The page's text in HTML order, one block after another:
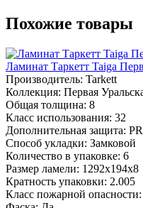
Похожие товары
Ламинат Таркетт Taiga
Производитель: Tarkett
Коллекция: Первая
Общая толщина: 8
Класс использования: 32
Дополнительная защита:
Способ укладки: Замковой
Количество в упаковке: 6
Размер ламели: 1292х194х8
Кратность упаковки: 2.005
Класс пожарной опасности: